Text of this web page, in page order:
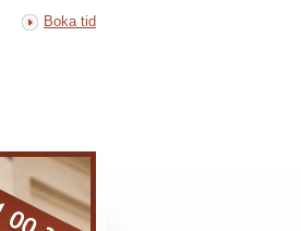
Boka tid